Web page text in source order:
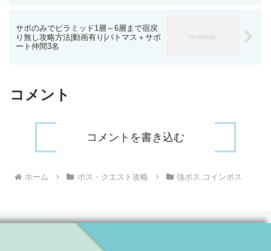
サポのみでピラミッド1層～6層まで宿戻
り無し攻略方法|動画有り|バトマス＋サポ
ート仲間3名
コメント
コメントを書き込む
ホーム ボス・クエスト攻略 強ボス,コインボス